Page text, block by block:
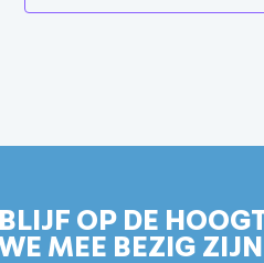
OP DE
MEE BEZIG ZIJN